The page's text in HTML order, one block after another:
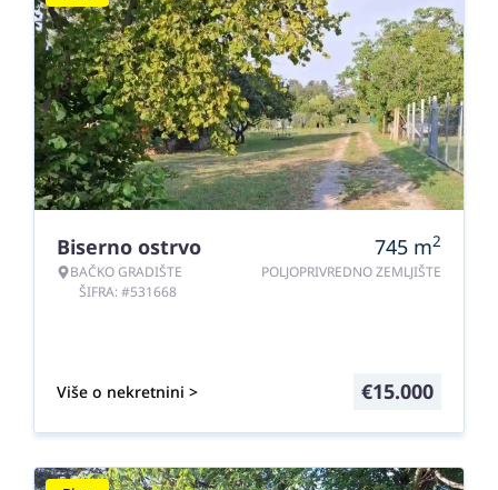
Biserno ostrvo
BAČKO GRADIŠTE
ŠIFRA: #531668
745 m2
POLJOPRIVREDNO ZEMLJIŠTE
Više o nekretnini > €15.000